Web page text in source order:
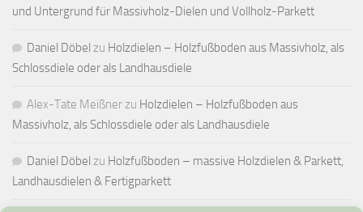
und Untergrund für Massivholz-Dielen und Vollholz-Parkett
Daniel Döbel zu Holzdielen – Holzfußboden aus Massivholz, als
Schlossdiele oder als Landhausdiele
Alex-Tate Meißnerzu Holzdielen – Holzfußboden aus
Massivholz, als Schlossdiele oder als Landhausdiele
Daniel Döbel zu Holzfußboden – massive Holzdielen & Parkett,
Landhausdielen & Fertigparkett